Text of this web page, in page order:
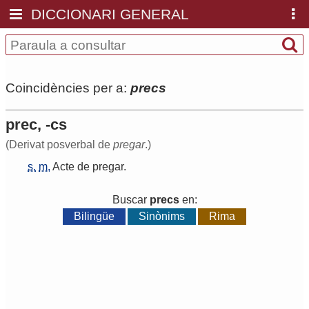
DICCIONARI GENERAL
Coincidències per a: precs
prec, -cs
(Derivat posverbal de pregar.)
s. m. Acte de pregar.
Buscar precsen:
Bilingüe
Sinònims Rima